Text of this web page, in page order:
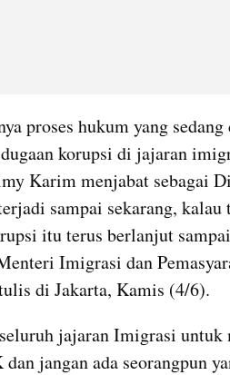
proses hukum yang
korupsi di jajaran
Karim menjabat sebagai
sampai sekarang, kalau
itu terus berlanjut
Imigrasi dan
di Jakarta, Kamis (4/6).
jajaran Imigrasi untuk
jangan ada seorangpun